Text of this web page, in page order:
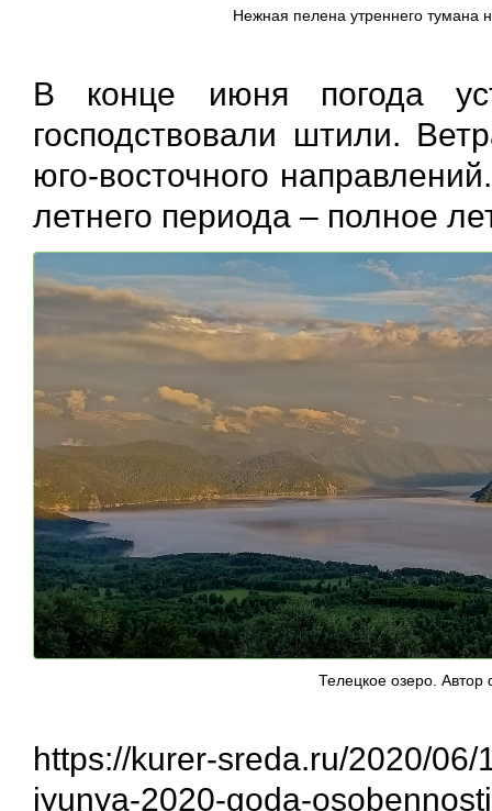
Нежная пелена утреннего тумана
В конце июня погода
господствовали штили.
юго-восточного
летнего периода – полное
Телецкое озеро.
https://kurer-sreda.ru/2020/
iyunya-2020-goda-